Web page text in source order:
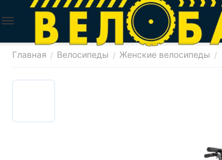
Главная / Велосипеды / Женские велосипеды /